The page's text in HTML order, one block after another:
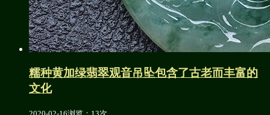
糯种黄加绿翡翠观音吊坠包含了古老而丰富的
文化